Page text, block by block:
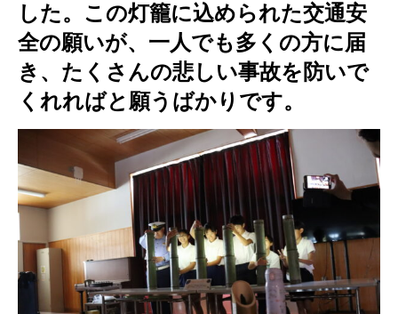
した。この灯籠に込められた交通安
全の願いが、一人でも多くの方に届
き、たくさんの悲しい事故を防いで
くれればと願うばかりです。